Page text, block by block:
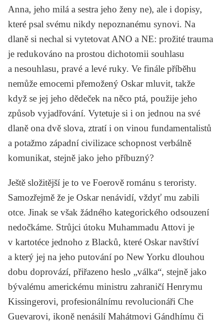
Anna, jeho milá a sestra jeho ženy ne), ale i dopisy,
které psal svému nikdy nepoznanému synovi. Na
dlaně si nechal si vytetovat ANO a NE: prožité trauma
je redukováno na prostou dichotomii souhlasu
a nesouhlasu, pravé a levé ruky. Ve finále příběhu
nemůže emocemi přemožený Oskar mluvit, takže
když se jej jeho dědeček na něco ptá, použije jeho
způsob vyjadřování. Vytetuje si i on jednou na své
dlaně ona dvě slova, ztratí i on vinou fundamentalistů
a potažmo západní civilizace schopnost verbálně
komunikat, stejně jako jeho příbuzný?
Ještě složitější je to ve Foerově románu s teroristy.
Samozřejmě že je Oskar nenávidí, vždyť mu zabili
otce. Jinak se však žádného kategorického odsouzení
nedočkáme. Strůjci útoku Muhammadu Attovi je
v kartotéce jednoho z Blacků, které Oskar navštíví
a který jej na jeho putování po New Yorku dlouhou
dobu doprovází, přiřazeno heslo „válka“, stejně jako
bývalému americkému ministru zahraničí Henrymu
Kissingerovi, profesionálnímu revolucionáři Che
Guevarovi, ikoně nenásilí Mahátmovi Gándhímu či